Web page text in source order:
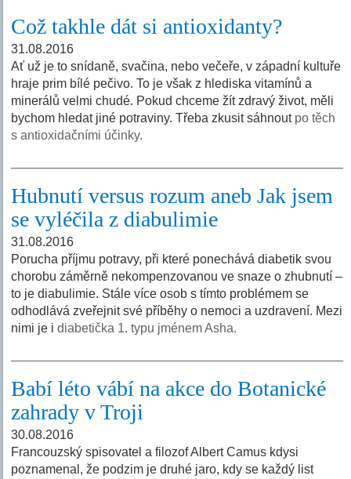
Což takhle dát si antioxidanty?
31.08.2016
Ať už je to snídaně, svačina, nebo večeře, v západní kultuře
hraje prim bílé pečivo. To je však z hlediska vitamínů a
minerálů velmi chudé. Pokud chceme žít zdravý život, měli
bychom hledat jiné potraviny. Třeba zkusit sáhnout po těch
s antioxidačními účinky.
Hubnutí versus rozum aneb Jak jsem
se vyléčila z diabulimie
31.08.2016
Porucha příjmu potravy, při které ponechává diabetik svou
chorobu záměrně nekompenzovanou ve snaze o zhubnutí –
to je diabulimie. Stále více osob s tímto problémem se
odhodlává zveřejnit své příběhy o nemoci a uzdravení. Mezi
nimi je idiabetička 1. typu jménem Asha.
Babí léto vábí na akce do Botanické
zahrady v Troji
30.08.2016
Francouzský spisovatel a filozof Albert Camus kdysi
poznamenal, že podzim je druhé jaro, kdy se každý list